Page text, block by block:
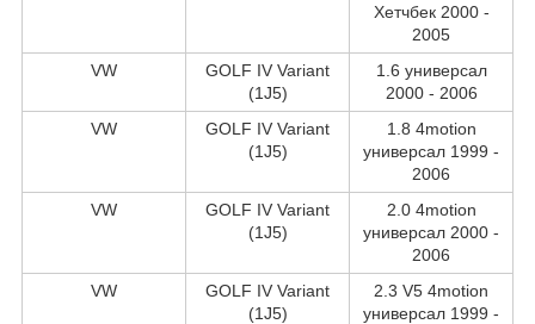
Хетчбек 2000 -
2005
VW
GOLF IV Variant
(1J5)
1.6 универсал
2000 - 2006
VW
GOLF IV Variant
(1J5)
1.8 4motion
универсал 1999 -
2006
VW
GOLF IV Variant
(1J5)
2.0 4motion
универсал 2000 -
2006
VW
GOLF IV Variant
(1J5)
2.3 V5 4motion
универсал 1999 -